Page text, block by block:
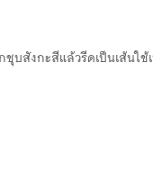
สังกะสีแล้วรีดเป็นเส้นใ